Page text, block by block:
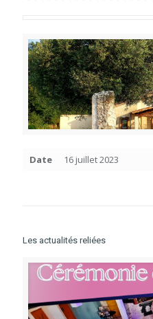
Date 16 juillet 2023
Les actualités reliées